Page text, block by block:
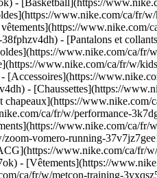
- [Basketball](https://
www.nike.com/ca/fr/
- [Pantalons et
www.nike.com/ca/fr/
www.nike.com/ca/fr/w/
- [Accessoires](https://
- [Chaussettes](https://
ca/fr/w/performance-
www.nike.com/ca/
vomero-running-
www.nike.com/ca/fr/
- [Vêtements](https://
ca/fr/w/metcon-training-